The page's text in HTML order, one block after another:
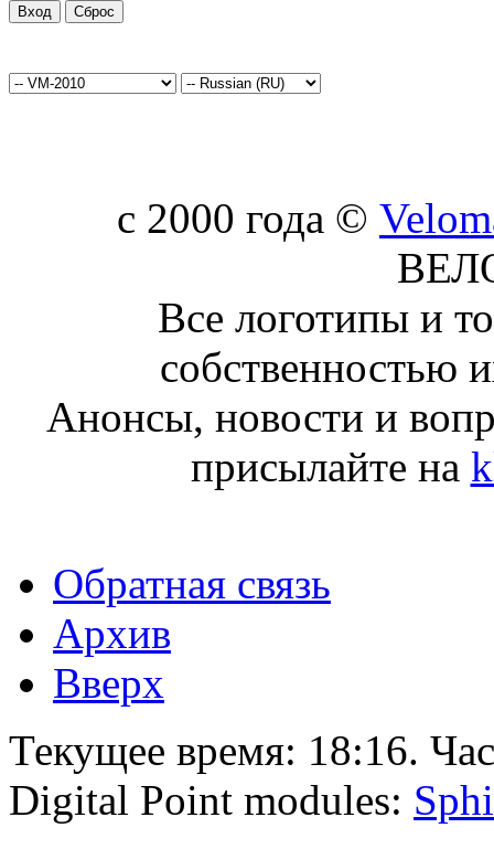
c 2000 года ©
Все логотипы и
собственностью
Анонсы, новости и
присылайте на
Обратная связь
Архив
Вверх
Текущее время: 18:16.
Digital Point modules: